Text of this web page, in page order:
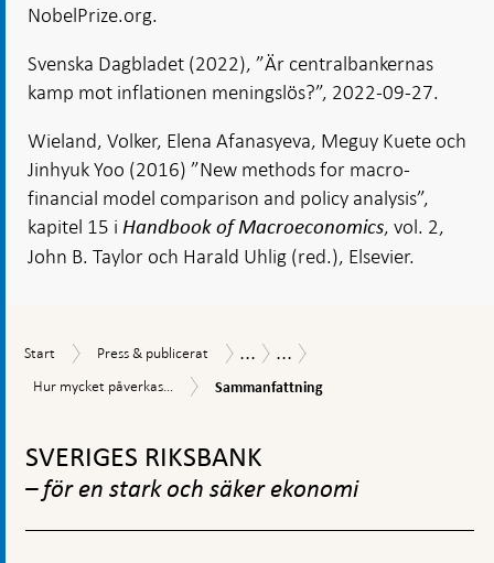
NobelPrize.org.
Svenska Dagbladet (2022), ”Är centralbankernas
kamp mot inflationen meningslös?”, 2022-09-27.
Wieland, Volker, Elena Afanasyeva, Meguy Kuete och
Jinhyuk Yoo (2016) ”New methods for macro-
financial model comparison and policy analysis”,
kapitel 15 i Handbook of Macroeconomics, vol. 2,
John B. Taylor och Harald Uhlig (red.), Elsevier.
Start
Start
Press
publicerat
Press & publicerat Publikationer
...
Ekonomiska
...
Hur
inflationen
av
penningpolitiken?
Hur mycket påverkas... Sammanfattning
Sammanfattning
toppnavigation
SVERIGES RIKSBANK
– för en stark och säker ekonomi